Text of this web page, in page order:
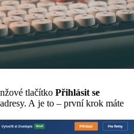
tlačítko Přihlásit se
A je to – první krok máte